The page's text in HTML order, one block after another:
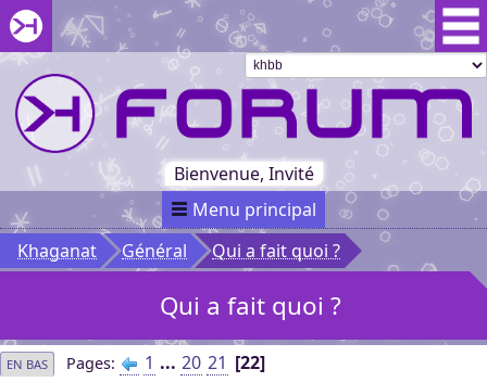
Aller au menu du forum
Aller au contenu du forum
Aller à la recherche dans le forum
Passer le
menu
Khaganat
Retour
au début
du menu
Khaganat
Bienvenue, Invité
Menu principal
Khaganat
Général Qui a fait quoi ?
Qui a fait quoi ?
EN BAS Pages 1 ... 20 21 22